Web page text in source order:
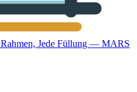
Jede Füllung — MARS